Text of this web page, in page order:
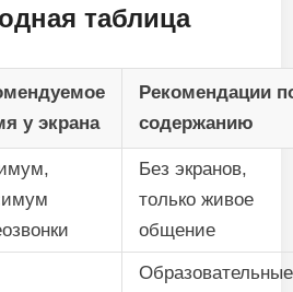
таблица
у экрана
Рекомендации
содержанию
Без экранов,
только живое
общение
Образовательные